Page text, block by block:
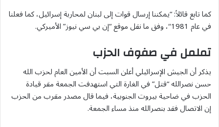
كما تابع قائلاً: “يمكننا إرسال قوات إلى لبنان لمحاربة إسرائيل، كما فعلنا
في عام 1981″، وفق ما نقل موقع “إن بي سي نيوز” الأميركي.
تململ في صفوف الحزب
يذكر أن الجيش الإسرائيلي أعلن السبت أن الأمين العام لحزب الله
حسن نصرالله “قتل” في الغارة التي استهدفت الجمعة مقر قيادة
الحزب في ضاحية بيروت الجنوبية، فيما قال مصدر مقرب من الحزب
إن الاتصال فقد بنصرالله منذ مساء الجمعة.